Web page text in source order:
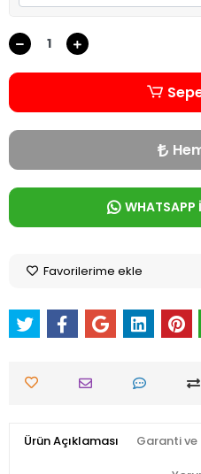
WHATSAPP
Favorilerime ekle
Ürün Açıklaması Garanti